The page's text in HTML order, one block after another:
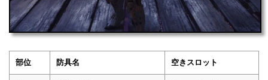
部位 防具名 空きスロット